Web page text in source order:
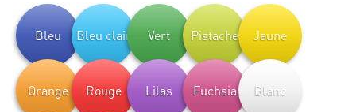
Bleu Bleu clair Vert Pistache Jaune
Orange Rouge Lilas Fuchsia Blanc